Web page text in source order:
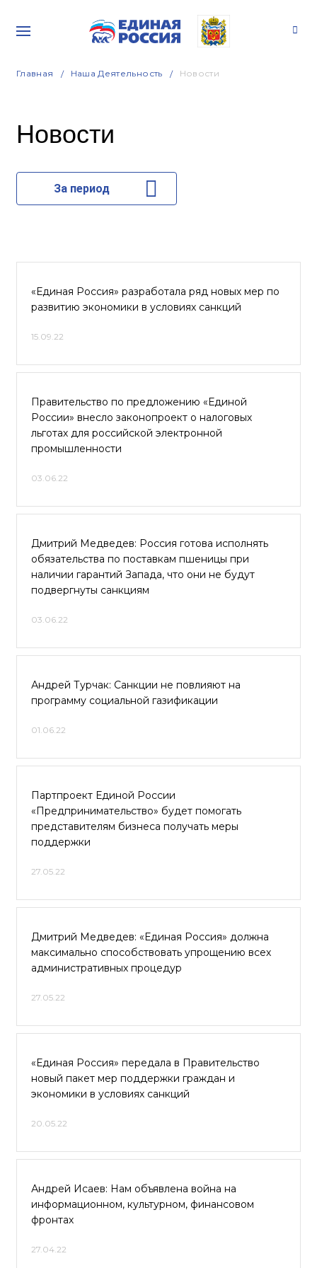
Главная Наша Деятельность Новости
Новости
За период
«Единая Россия» разработала ряд новых мер по
развитию экономики в условиях санкций
15.09.22
Правительство по предложению «Единой
России» внесло законопроект о налоговых
льготах для российской электронной
промышленности
03.06.22
Дмитрий Медведев: Россия готова исполнять
обязательства по поставкам пшеницы при
наличии гарантий Запада, что они не будут
подвергнуты санкциям
03.06.22
Андрей Турчак: Санкции не повлияют на
программу социальной газификации
01.06.22
Партпроект Единой России
«Предпринимательство» будет помогать
представителям бизнеса получать меры
поддержки
27.05.22
Дмитрий Медведев: «Единая Россия» должна
максимально способствовать упрощению всех
административных процедур
27.05.22
«Единая Россия» передала в Правительство
новый пакет мер поддержки граждан и
экономики в условиях санкций
20.05.22
Андрей Исаев: Нам объявлена война на
информационном, культурном, финансовом
фронтах
27.04.22